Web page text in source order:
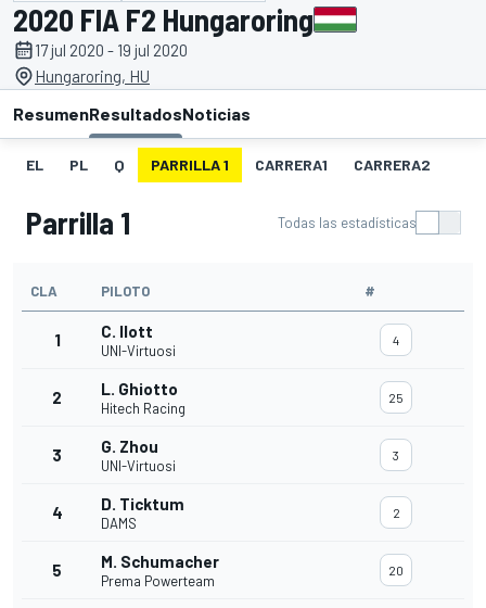
2020 FIA F2 Hungaroring
17 jul 2020 - 19 jul 2020
Hungaroring, HU
ResumenResultadosNoticias
EL PL Q PARRILLA 1 CARRERA1 CARRERA2
Parrilla 1 Todas las estadísticas
CLA PILOTO #
1 C. Ilott
UNI-Virtuosi
4
2 L. Ghiotto
Hitech Racing
25
3 G. Zhou
UNI-Virtuosi
3
4 D. Ticktum
DAMS
2
5 M. Schumacher
Prema Powerteam
20